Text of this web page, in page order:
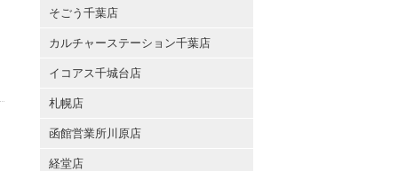
そごう千葉店
カルチャーステーション千葉店
イコアス千城台店
札幌店
函館営業所川原店
経堂店